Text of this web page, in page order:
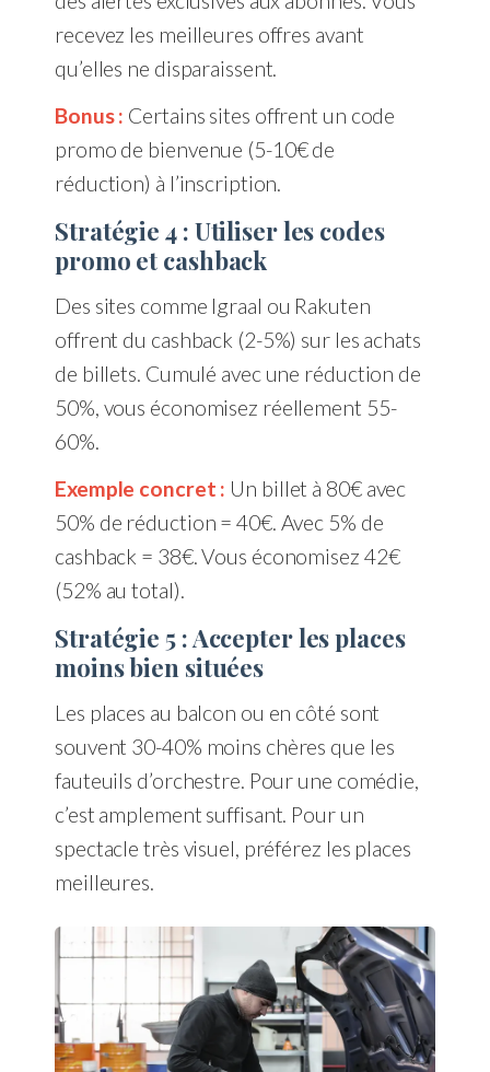
recevez les meilleures offres avant
qu’elles ne disparaissent.
Bonus : Certains sites offrent un code
promo de bienvenue (5-10€ de
réduction) à l’inscription.
Stratégie 4 : Utiliser les codes
promo et cashback
Des sites comme Igraal ou Rakuten
offrent du cashback (2-5%) sur les achats
de billets. Cumulé avec une réduction de
50%, vous économisez réellement 55-
60%.
Exemple concret : Un billet à 80€ avec
50% de réduction = 40€. Avec 5% de
cashback = 38€. Vous économisez 42€
(52% au total).
Stratégie 5 : Accepter les places
moins bien situées
Les places au balcon ou en côté sont
souvent 30-40% moins chères que les
fauteuils d’orchestre. Pour une comédie,
c’est amplement suffisant. Pour un
spectacle très visuel, préférez les places
meilleures.